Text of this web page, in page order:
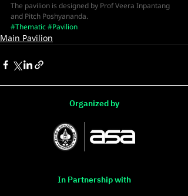
The pavilion is designed by Prof Veera Inpantang
and Pitch Poshyananda.
#Thematic#Pavilion
Main Pavilion
Organized by
In Partnership with